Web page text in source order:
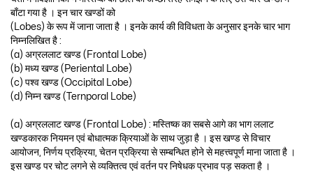
बाँटा गया है । इन चार खण्डों को
(Lobes) के रूप में जाना जाता है । इनके कार्य की विविधता के अनुसार इनके चार भाग
निम्नलिखित है :
(a) अग्रललाट खण्ड (Frontal Lobe)
(b) मध्य खण्ड (Periental Lobe)
(c) पश्व खण्ड (Occipital Lobe)
(d) निम्न खण्ड (Ternporal Lobe)
(a) अग्रललाट खण्ड (Frontal Lobe) : मस्तिष्क का सबसे आगे का भाग ललाट
खण्डकारक नियमन एवं बोधात्मक क्रियाओं के साथ जुड़ा है । इस खण्ड से विचार
आयोजन, निर्णय प्रक्रिया, चेतन प्रक्रिया से सम्बन्धित होने से महत्त्वपूर्ण माना जाता है ।
इस खण्ड पर चोट लगने से व्यक्तित्व एवं वर्तन पर निषेधक प्रभाव पड़ सकता है ।